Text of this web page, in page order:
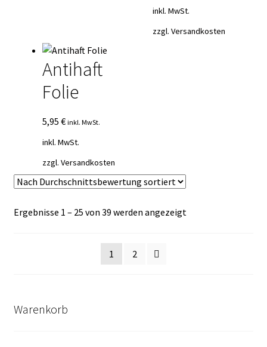
inkl. MwSt.
zzgl.Versandkosten
Antihaft
Folie
5,95 € inkl. MwSt.
inkl. MwSt.
zzgl. Versandkosten
Ergebnisse 1 – 25 von 39 werden angezeigtNach
1
2
Warenkorb